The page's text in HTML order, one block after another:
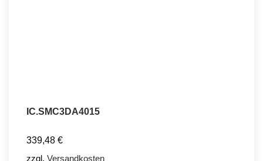
IC.SMC3DA4015
339,48 €
zzgl. Versandkosten